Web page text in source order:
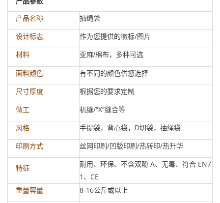
产品名称 抽绳袋
设计标志 作为您提供的徽标/图片
材料 亚麻/棉布，多种可选
面料颜色 有不同的颜色供您选择
尺寸厚度 根据您的要求定制
做工 机缝/“X”缝合等
风格 手提袋，背心袋，D切袋，抽绳袋
印刷方式 丝网印刷/凹版印刷/热转印/热升华
特征
耐用、环保、不含双酚 A、无毒、符合 EN7
1、CE
重量容量 8-16公斤或以上